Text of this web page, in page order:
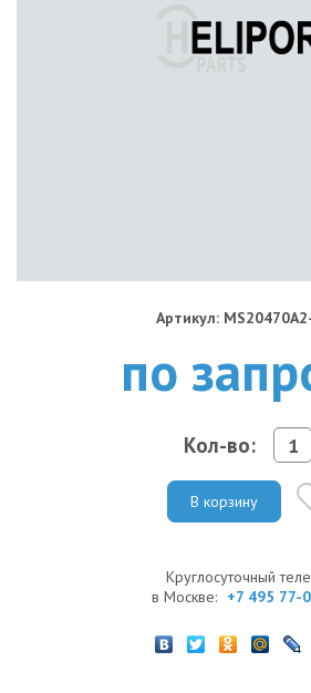
Артикул:
по
Кол-во:
В корзину
Круглосуточный
в Москве: +7 495 77-